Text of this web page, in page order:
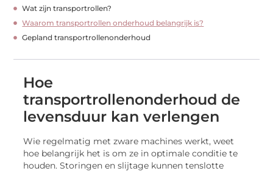
Wat zijn transportrollen?
Waarom transportrollen onderhoud belangrijk is?
Gepland transportrollenonderhoud
Hoe
transportrollenonderhoud de
levensduur kan verlengen
Wie regelmatig met zware machines werkt, weet
hoe belangrijk het is om ze in optimale conditie te
houden. Storingen en slijtage kunnen tenslotte